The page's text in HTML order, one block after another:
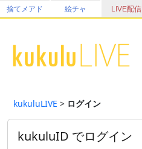
捨てメアド 絵チャ LIVE配信
kukuluLIVE > ログイン
kukuluID でログイン